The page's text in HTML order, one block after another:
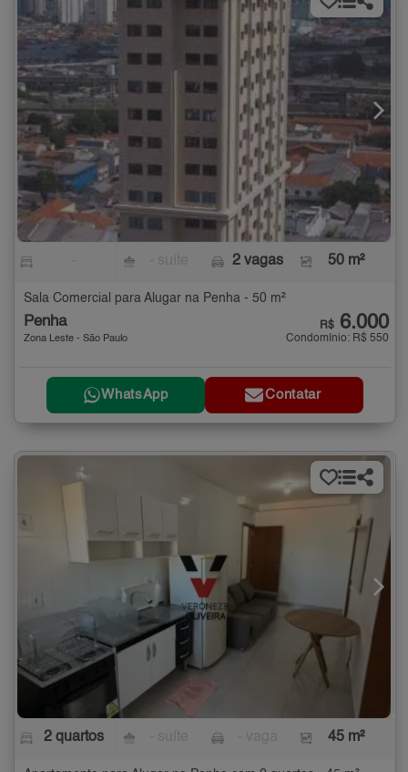
2 vagas 50 m²
Sala Comercial para Alugar na Penha - 50 m²
Penha
Zona Leste - São Paulo
R$ 6.000
Condomínio: R$ 550
WhatsApp Contatar
2 quartos 45 m²